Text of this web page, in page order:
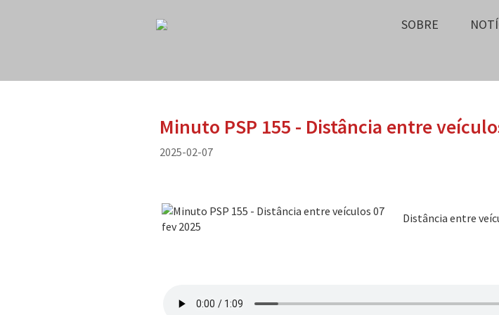
SOBRE
Minuto PSP 155 - Distância entre
2025-02-07
Distância entre